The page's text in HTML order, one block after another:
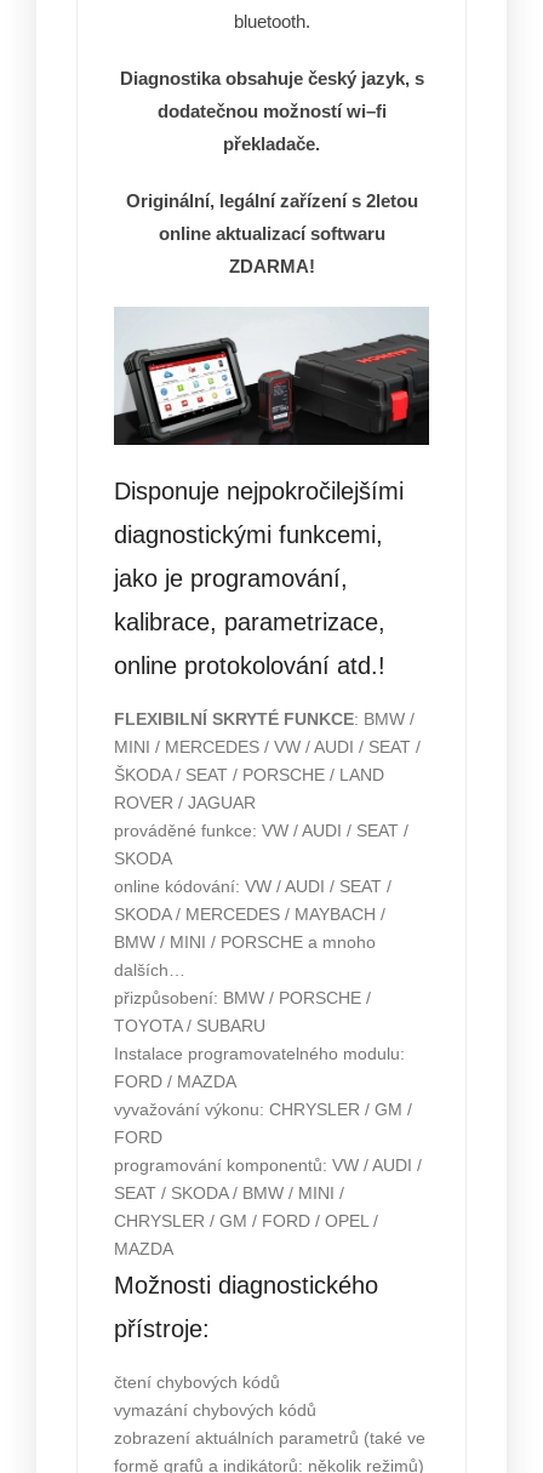
bluetooth.
Diagnostika obsahuje český jazyk, s
dodatečnou možností wi–fi
překladače.
Originální, legální zařízení s 2letou
online aktualizací softwaru
ZDARMA!
Disponuje nejpokročilejšími
diagnostickými funkcemi,
jako je programování,
kalibrace, parametrizace,
online protokolování atd.!
FLEXIBILNÍ SKRYTÉ FUNKCE: BMW /
MINI / MERCEDES / VW / AUDI / SEAT /
ŠKODA / SEAT / PORSCHE / LAND
ROVER / JAGUAR
prováděné funkce: VW / AUDI / SEAT /
SKODA
online kódování: VW / AUDI / SEAT /
SKODA / MERCEDES / MAYBACH /
BMW / MINI / PORSCHE a mnoho
dalších…
přizpůsobení: BMW / PORSCHE /
TOYOTA / SUBARU
Instalace programovatelného modulu:
FORD / MAZDA
vyvažování výkonu: CHRYSLER / GM /
FORD
programování komponentů: VW / AUDI /
SEAT / SKODA / BMW / MINI /
CHRYSLER / GM / FORD / OPEL /
MAZDA
Možnosti diagnostického
přístroje:
čtení chybových kódů
vymazání chybových kódů
zobrazení aktuálních parametrů (také ve
formě grafů a indikátorů: několik režimů)